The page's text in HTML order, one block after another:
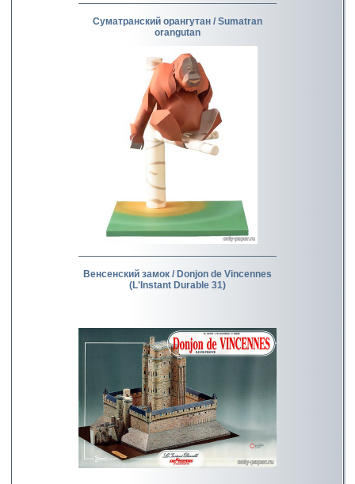
Суматранский орангутан / Sumatran
orangutan
Венсенский замок / Donjon de Vincennes
(L'Instant Durable 31)